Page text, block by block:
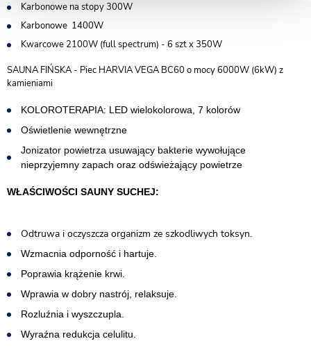
Karbonowe na stopy 300W
Karbonowe 1400W
Kwarcowe 2100W (full spectrum) - 6 szt x 350W
SAUNA FIŃSKA - Piec HARVIA VEGA BC60 o mocy 6000W (6kW) z
kamieniami
KOLOROTERAPIA: LED wielokolorowa, 7 kolorów
Oświetlenie wewnętrzne
Jonizator powietrza usuwający bakterie wywołujące
nieprzyjemny zapach oraz odświeżający powietrze
WŁAŚCIWOŚCI SAUNY SUCHEJ:
Odtruwa i oczyszcza organizm ze szkodliwych toksyn.
Wzmacnia odporność i hartuje.
Poprawia krążenie krwi.
Wprawia w dobry nastrój, relaksuje.
Rozluźnia i wyszczupla.
Wyraźna redukcja celulitu.